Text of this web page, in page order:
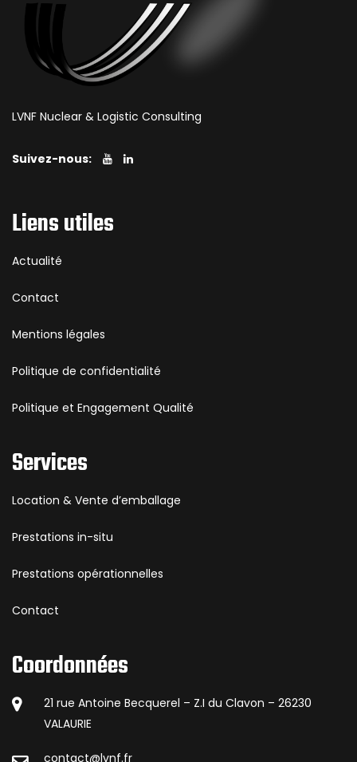
LVNF Nuclear & Logistic Consulting
Suivez-nous:
Liens utiles
Actualité
Contact
Mentions légales
Politique de confidentialité
Politique et Engagement Qualité
Services
Location & Vente d’emballage
Prestations in-situ
Prestations opérationnelles
Contact
Coordonnées
21 rue Antoine Becquerel – Z.I du Clavon – 26230
VALAURIE
contact@lvnf.fr